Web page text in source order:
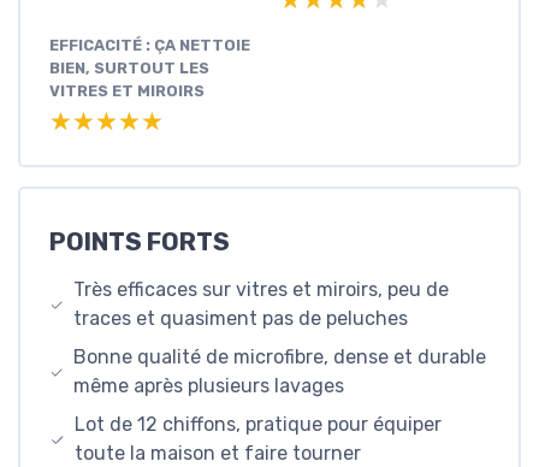
EFFICACITÉ : ÇA NETTOIE
BIEN, SURTOUT LES
VITRES ET MIROIRS
★★★★★
★★★★★
POINTS FORTS
Très efficaces sur vitres et miroirs, peu de
traces et quasiment pas de peluches
Bonne qualité de microfibre, dense et durable
même après plusieurs lavages
Lot de 12 chiffons, pratique pour équiper
toute la maison et faire tourner